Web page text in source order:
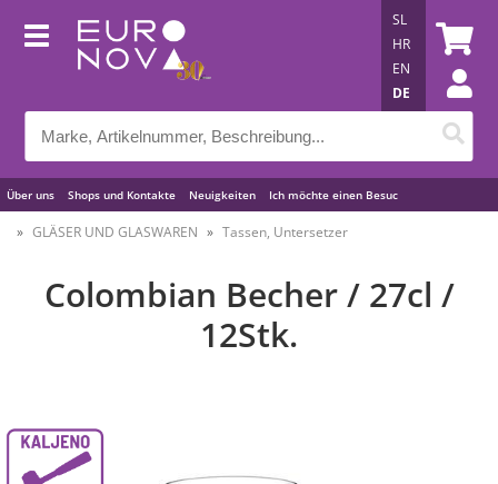
Über uns Shops und Kontakte Neuigkeiten Ich möchte einen Besuc
Nützliche Tipps
SL
HR
EN
DE
GLÄSER UND GLASWAREN Tassen, Untersetzer
Colombian Becher / 27cl /
12Stk.